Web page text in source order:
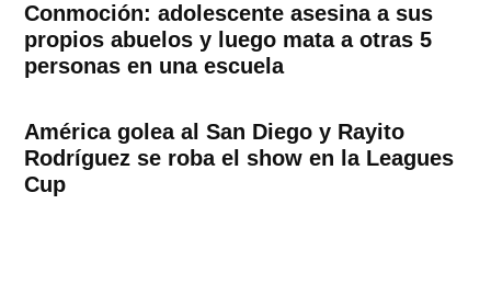
Conmoción: adolescente asesina a sus
propios abuelos y luego mata a otras 5
personas en una escuela
América golea al San Diego y Rayito
Rodríguez se roba el show en la Leagues
Cup